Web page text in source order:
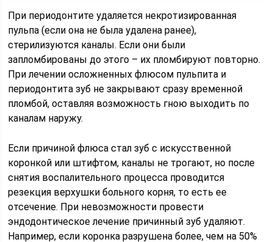
При периодонтите удаляется некротизированная
пульпа (если она не была удалена ранее),
стерилизуются каналы. Если они были
запломбированы до этого – их пломбируют повторно.
При лечении осложненных флюсом пульпита и
периодонтита зуб не закрывают сразу временной
пломбой, оставляя возможность гною выходить по
каналам наружу.
Если причиной флюса стал зуб с искусственной
коронкой или штифтом, каналы не трогают, но после
снятия воспалительного процесса проводится
резекция верхушки больного корня, то есть ее
отсечение. При невозможности провести
эндодонтическое лечение причинный зуб удаляют.
Например, если коронка разрушена более, чем на 50%